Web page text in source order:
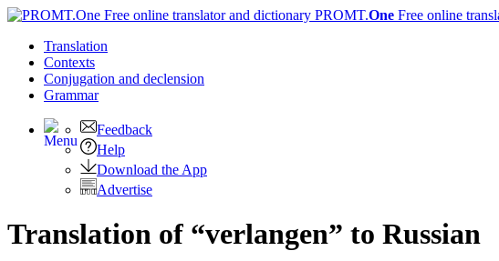
PROMT.One Free online
Translation
Contexts
Conjugation and declension
Grammar
Feedback
Help
Download the App
Advertise
Translation of “verlangen” to Russian